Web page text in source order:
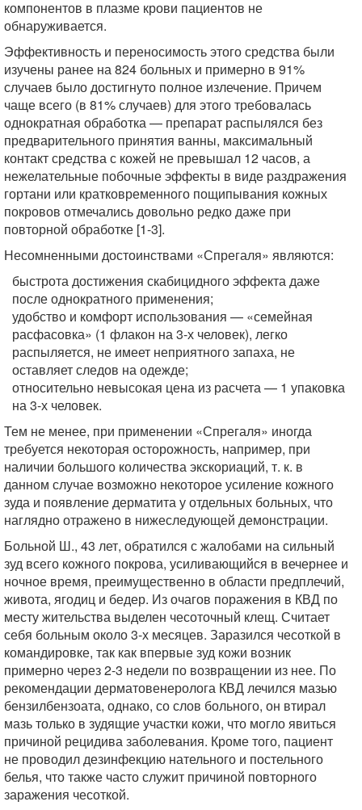
компонентов в плазме крови пациентов не
обнаруживается.
Эффективность и переносимость этого средства были
изучены ранее на 824 больных и примерно в 91%
случаев было достигнуто полное излечение. Причем
чаще всего (в 81% случаев) для этого требовалась
однократная обработка — препарат распылялся без
предварительного принятия ванны, максимальный
контакт средства с кожей не превышал 12 часов, а
нежелательные побочные эффекты в виде раздражения
гортани или кратковременного пощипывания кожных
покровов отмечались довольно редко даже при
повторной обработке [1-3].
Несомненными достоинствами «Спрегаля» являются:
быстрота достижения скабицидного эффекта даже
после однократного применения;
удобство и комфорт использования — «семейная
расфасовка» (1 флакон на 3-х человек), легко
распыляется, не имеет неприятного запаха, не
оставляет следов на одежде;
относительно невысокая цена из расчета — 1 упаковка
на 3-х человек.
Тем не менее, при применении «Спрегаля» иногда
требуется некоторая осторожность, например, при
наличии большого количества экскориаций, т. к. в
данном случае возможно некоторое усиление кожного
зуда и появление дерматита у отдельных больных, что
наглядно отражено в нижеследующей демонстрации.
Больной Ш., 43 лет, обратился с жалобами на сильный
зуд всего кожного покрова, усиливающийся в вечернее и
ночное время, преимущественно в области предплечий,
живота, ягодиц и бедер. Из очагов поражения в КВД по
месту жительства выделен чесоточный клещ. Считает
себя больным около 3-х месяцев. Заразился чесоткой в
командировке, так как впервые зуд кожи возник
примерно через 2-3 недели по возвращении из нее. По
рекомендации дерматовенеролога КВД лечился мазью
бензилбензоата, однако, со слов больного, он втирал
мазь только в зудящие участки кожи, что могло явиться
причиной рецидива заболевания. Кроме того, пациент
не проводил дезинфекцию нательного и постельного
белья, что также часто служит причиной повторного
заражения чесоткой.